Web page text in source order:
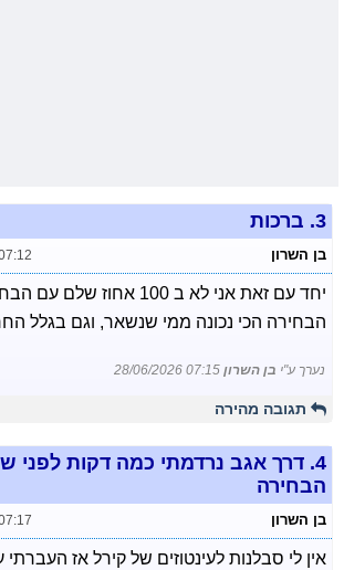
3. ברכות
בן השרון
יחד עם זאת אני לא ב 100
הבחירה הכי נכונה ממי שנשאר, וגם בגלל
נערך ע"י בן השרון 28/06/2026 07:15
תגובה מהירה
4. דרך אגב נרדמתי כמה דקות לפני
הבחירה
בן השרון
אין לי סבלנות לעינטוזים של קירל אז העברתי